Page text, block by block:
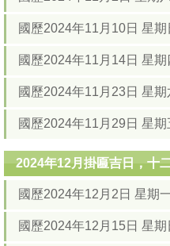
國歷2024年11月10日 星
國歷2024年11月14日 星
國歷2024年11月23日 星
國歷2024年11月29日 星
2024年12月掛匾吉日，十
國歷2024年12月2日 星期
國歷2024年12月15日 星